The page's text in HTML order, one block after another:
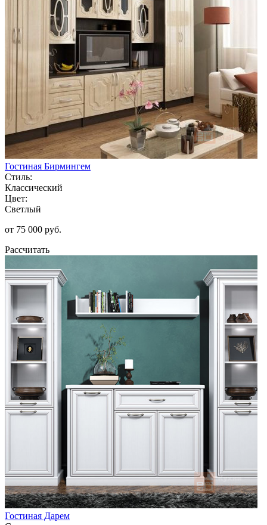
Гостиная Бирмингем
Стиль:
Классический
Цвет:
Светлый
от 75 000 руб.
Рассчитать
Гостиная Дарем